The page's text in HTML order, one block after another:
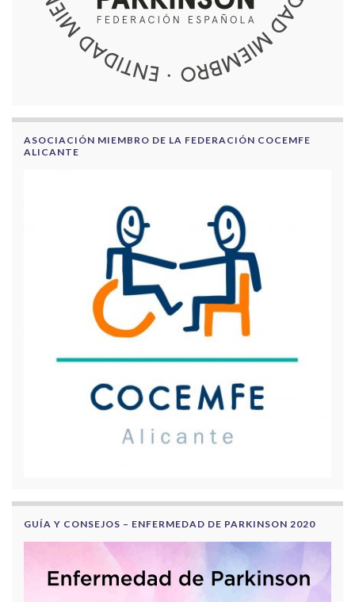
ASOCIACIÓN MIEMBRO DE LA FEDERACIÓN COCEMFE
ALICANTE
GUÍA Y CONSEJOS – ENFERMEDAD DE PARKINSON 2020